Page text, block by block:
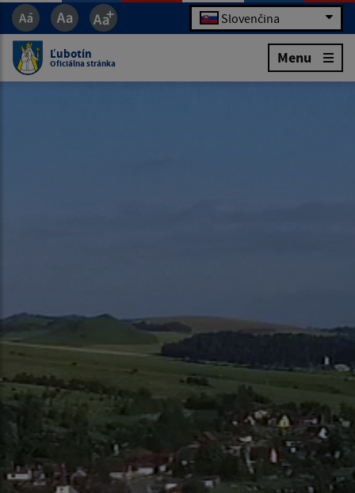
Slovenčina
Ľubotín
Oficiálna stránka Menu